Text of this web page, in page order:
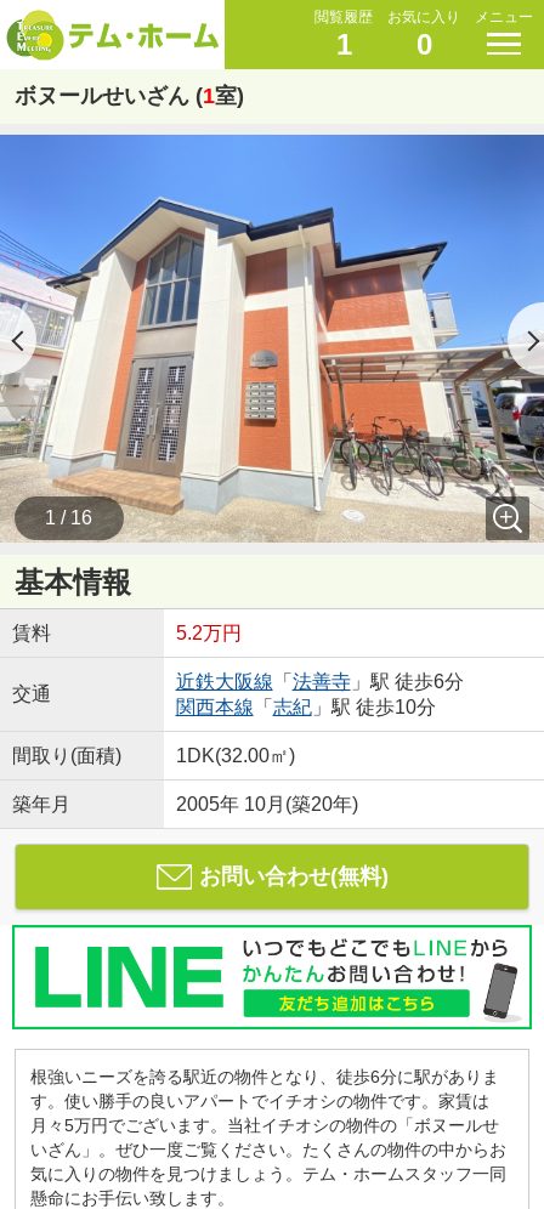
閲覧履歴
1
お気に入り
0
メニュー
ボヌールせいざん (1室)
1 / 16
基本情報
賃料 5.2万円
交通
近鉄大阪線 「 法善寺」駅 徒歩6分
関西本線 「 志紀」駅 徒歩10分
間取り(面積) 1DK(32.00㎡)
築年月 2005年 10月(築20年)
お問い合わせ(無料)
根強いニーズを誇る駅近の物件となり、徒歩6分に駅がありま
す。使い勝手の良いアパートでイチオシの物件です。家賃は
月々5万円でございます。当社イチオシの物件の「ボヌールせ
いざん」。ぜひ一度ご覧ください。たくさんの物件の中からお
気に入りの物件を見つけましょう。テム・ホームスタッフ一同
懸命にお手伝い致します。